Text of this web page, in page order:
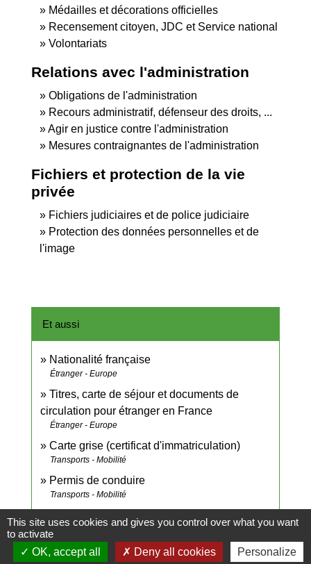
Médailles et décorations officielles
Recensement citoyen, JDC et Service national
Volontariats
Relations avec l'administration
Obligations de l'administration
Recours administratif, défenseur des droits, ...
Agir en justice contre l'administration
Mesures contraignantes de l'administration
Fichiers et protection de la vie
privée
Fichiers judiciaires et de police judiciaire
Protection des données personnelles et de
l'image
Et aussi
Nationalité française
Étranger - Europe
Titres, carte de séjour et documents de
circulation pour étranger en France
Étranger - Europe
Carte grise (certificat d'immatriculation)
Transports - Mobilité
Permis de conduire
Transports - Mobilité
This site uses cookies and gives you control over what you want
to activate
OK, accept all
Deny all cookies Personalize